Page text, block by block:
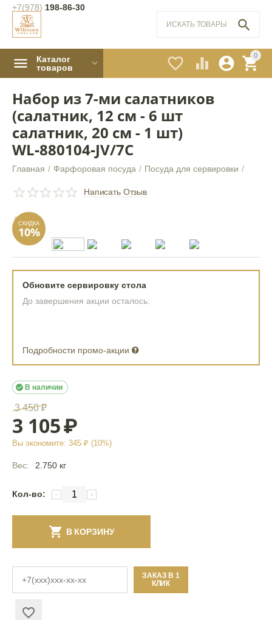
+7(978) 198-86-30
0


 

Каталог
товаров
Набор из 7-ми салатников
(салатник, 12 см - 6 шт
салатник, 20 см - 1 шт)
WL‑880104‑JV/7C
Главная / Фарфоровая посуда / Посуда для сервировки /
Написать Отзыв
10%
Обновите сервировку стола
До завершения акции осталось:
Подробности промо-акции
В наличии

3 450 ₽
3 105₽
Вы экономите: 345 ₽ (10%)
Вес: 2.750 кг
Кол-во: +
−
В КОРЗИНУ
ЗАКАЗ В 1
КЛИК